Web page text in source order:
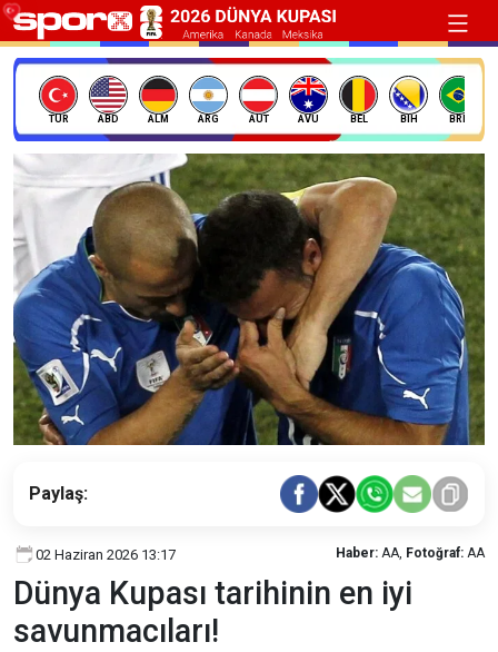
TÜR ABD ALM ARG AUT AVU BEL BIH BRE
Paylaş:
02 Haziran 2026 13:17 Haber: AA, Fotoğraf: AA
Dünya Kupası tarihinin en iyi
savunmacıları!